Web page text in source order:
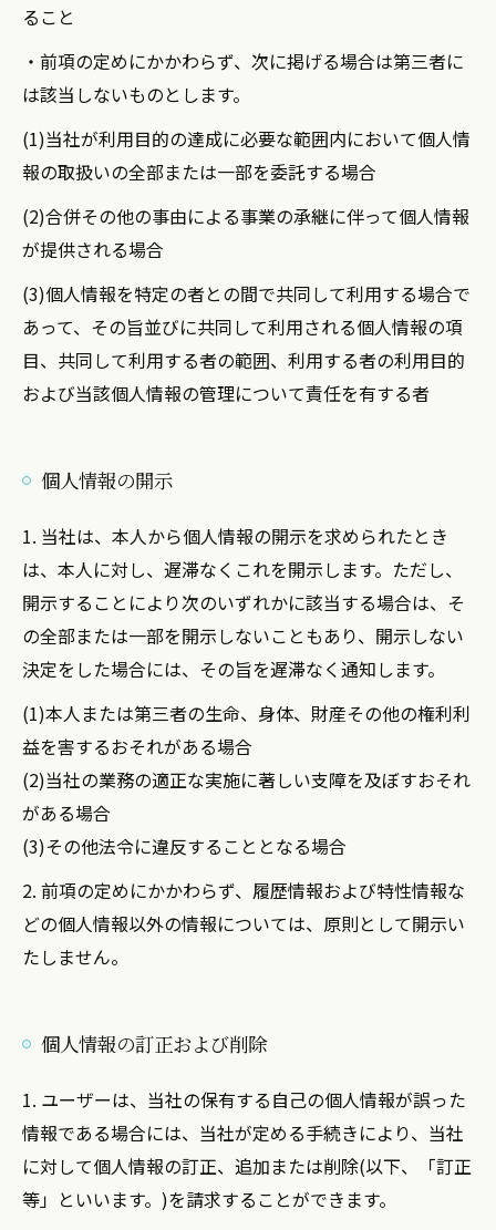
ること
・前項の定めにかかわらず、次に掲げる場合は第三者に
は該当しないものとします。
(1)当社が利用目的の達成に必要な範囲内において個人情
報の取扱いの全部または一部を委託する場合
(2)合併その他の事由による事業の承継に伴って個人情報
が提供される場合
(3)個人情報を特定の者との間で共同して利用する場合で
あって、その旨並びに共同して利用される個人情報の項
目、共同して利用する者の範囲、利用する者の利用目的
および当該個人情報の管理について責任を有する者
個人情報の開示
1. 当社は、本人から個人情報の開示を求められたとき
は、本人に対し、遅滞なくこれを開示します。ただし、
開示することにより次のいずれかに該当する場合は、そ
の全部または一部を開示しないこともあり、開示しない
決定をした場合には、その旨を遅滞なく通知します。
(1)本人または第三者の生命、身体、財産その他の権利利
益を害するおそれがある場合
(2)当社の業務の適正な実施に著しい支障を及ぼすおそれ
がある場合
(3)その他法令に違反することとなる場合
2. 前項の定めにかかわらず、履歴情報および特性情報な
どの個人情報以外の情報については、原則として開示い
たしません。
個人情報の訂正および削除
1. ユーザーは、当社の保有する自己の個人情報が誤った
情報である場合には、当社が定める手続きにより、当社
に対して個人情報の訂正、追加または削除(以下、「訂正
等」といいます。)を請求することができます。